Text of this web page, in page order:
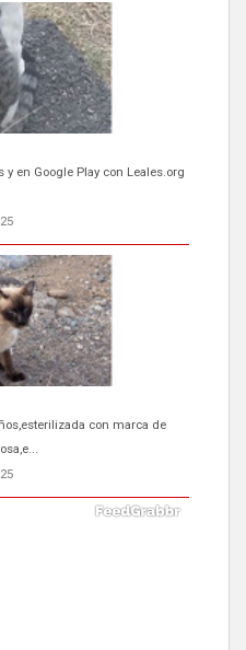
con marca de
GRAN CANARIA
Gatos callejeros de la zona los